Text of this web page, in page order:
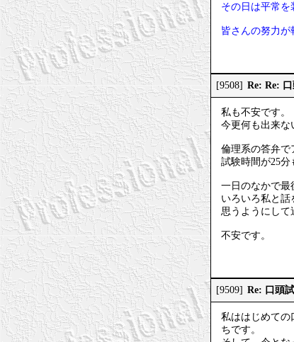
その日は平常を
皆さんの努力が
[9508] Re: Re:
私も不安です。
今更何も出来な
倫理系の答弁で
試験時間が25分
一日のなかで最
いろいろ私と話
思うようにして
不安です。
[9509] Re: 口頭
私ははじめての
ちです。